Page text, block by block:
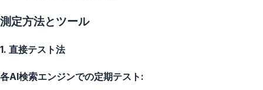
測定方法とツール
1. 直接テスト法
各AI検索エンジンでの定期テスト: